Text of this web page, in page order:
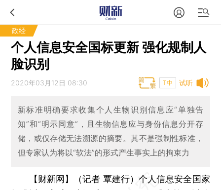
政经
个人信息安全国标更新 强化规制人
脸识别
试听
2020年03月12日 08:30 T中
新标准明确要求收集个人生物识别信息应“单独告
知”和“明示同意”，且生物信息应与身份信息分开存
储，或仅存储无法溯源的摘要。其不是强制性标准，
但专家认为将以“软法”的形式产生事实上的拘束力
【财新网】（记者 覃建行） 个人信息安全国家